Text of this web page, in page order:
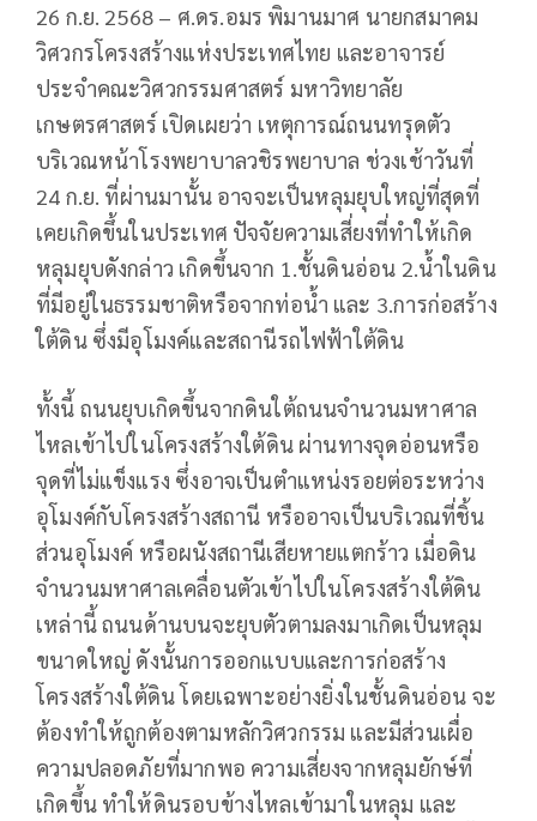
26 ก.ย. 2568 – ศ.ดร.อมร พิมานมาศ นายกสมาคม
วิศวกรโครงสร้างแห่งประเทศไทย และอาจารย์
ประจำคณะวิศวกรรมศาสตร์ มหาวิทยาลัย
เกษตรศาสตร์ เปิดเผยว่า เหตุการณ์ถนนทรุดตัว
บริเวณหน้าโรงพยาบาลวชิรพยาบาล ช่วงเช้าวันที่
24 ก.ย. ที่ผ่านมานั้น อาจจะเป็นหลุมยุบใหญ่ที่สุดที่
เคยเกิดขึ้นในประเทศ ปัจจัยความเสี่ยงที่ทำให้เกิด
หลุมยุบดังกล่าว เกิดขึ้นจาก 1.ชั้นดินอ่อน 2.น้ำในดิน
ที่มีอยู่ในธรรมชาติหรือจากท่อน้ำ และ 3.การก่อสร้าง
ใต้ดิน ซึ่งมีอุโมงค์และสถานีรถไฟฟ้าใต้ดิน
ทั้งนี้ ถนนยุบเกิดขึ้นจากดินใต้ถนนจำนวนมหาศาล
ไหลเข้าไปในโครงสร้างใต้ดิน ผ่านทางจุดอ่อนหรือ
จุดที่ไม่แข็งแรง ซึ่งอาจเป็นตำแหน่งรอยต่อระหว่าง
อุโมงค์กับโครงสร้างสถานี หรืออาจเป็นบริเวณที่ชิ้น
ส่วนอุโมงค์ หรือผนังสถานีเสียหายแตกร้าว เมื่อดิน
จำนวนมหาศาลเคลื่อนตัวเข้าไปในโครงสร้างใต้ดิน
เหล่านี้ ถนนด้านบนจะยุบตัวตามลงมาเกิดเป็นหลุม
ขนาดใหญ่ ดังนั้นการออกแบบและการก่อสร้าง
โครงสร้างใต้ดิน โดยเฉพาะอย่างยิ่งในชั้นดินอ่อน จะ
ต้องทำให้ถูกต้องตามหลักวิศวกรรม และมีส่วนเผื่อ
ความปลอดภัยที่มากพอ ความเสี่ยงจากหลุมยักษ์ที่
เกิดขึ้น ทำให้ดินรอบข้างไหลเข้ามาในหลุม และ